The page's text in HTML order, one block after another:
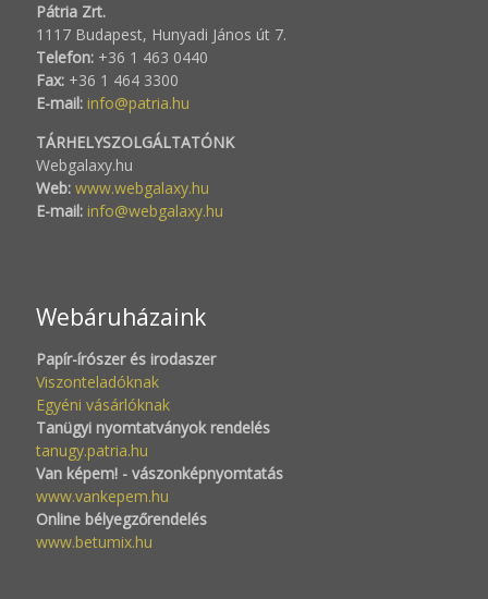
Pátria Zrt.
1117 Budapest, Hunyadi János út 7.
Telefon: +36 1 463 0440
Fax: +36 1 464 3300
E-mail: info@patria.hu
TÁRHELYSZOLGÁLTATÓNK
Webgalaxy.hu
Web: www.webgalaxy.hu
E-mail: info@webgalaxy.hu
Webáruházaink
Papír-írószer és irodaszer
Viszonteladóknak
Egyéni vásárlóknak
Tanügyi nyomtatványok rendelés
tanugy.patria.hu
Van képem! - vászonképnyomtatás
www.vankepem.hu
Online bélyegzőrendelés
www.betumix.hu